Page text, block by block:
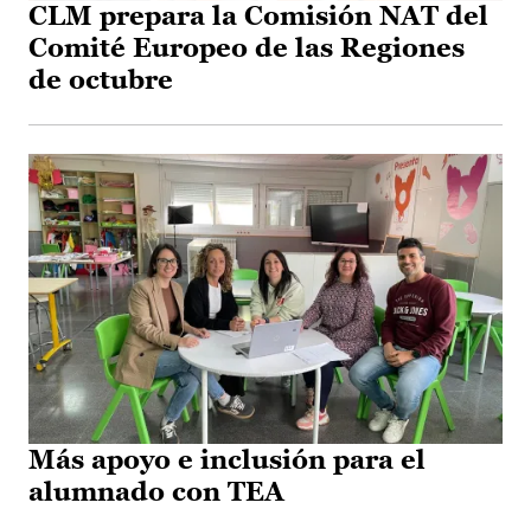
CLM prepara la Comisión NAT del
Comité Europeo de las Regiones
de octubre
Más apoyo e inclusión para el
alumnado con TEA